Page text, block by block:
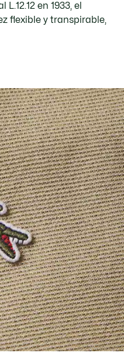
en 1933, el
flexible y transpirable,